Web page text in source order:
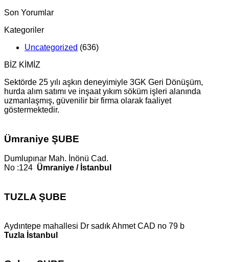
Son Yorumlar
Kategoriler
Uncategorized (636)
BİZ KİMİZ
Sektörde 25 yılı aşkın deneyimiyle 3GK Geri Dönüşüm,
hurda alım satımı ve inşaat yıkım söküm işleri alanında
uzmanlaşmış, güvenilir bir firma olarak faaliyet
göstermektedir.
Ümraniye ŞUBE
Dumlupınar Mah. İnönü Cad.
No :124 Ümraniye / İstanbul
TUZLA ŞUBE
Aydıntepe mahallesi Dr sadık Ahmet CAD no 79 b
Tuzla İstanbul